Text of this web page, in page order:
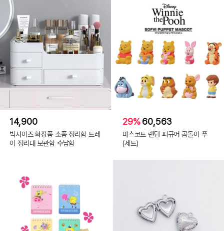
14,900
빅사이즈 화장품 소품 정리함 트레
이 정리대 보관함 수납함
29%60,563
마스코트 랜덤 피규어 곰돌이 푸
(세트)